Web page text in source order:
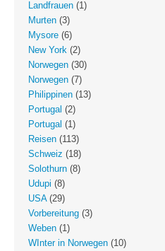
Landfrauen (1)
Murten (3)
Mysore (6)
New York (2)
Norwegen (30)
Norwegen (7)
Philippinen (13)
Portugal (2)
Portugal (1)
Reisen (113)
Schweiz (18)
Solothurn (8)
Udupi (8)
USA(29)
Vorbereitung (3)
Weben (1)
WInter in Norwegen (10)